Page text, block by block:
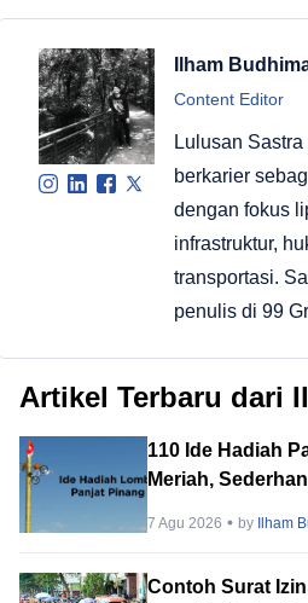
Ilham
Content Editor
Lulusan
berkarier
dengan fokus
infrastruktur,
transportasi.
penulis di 99
Artikel Terbaru dari
110 Ide Hadiah
Meriah,
7 Agu 2026 by Ilham
Contoh Surat